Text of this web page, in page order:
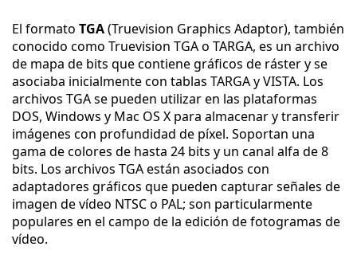
El formato TGA(Truevision Graphics Adaptor), también
conocido como Truevision TGA o TARGA, es un archivo
de mapa de bits que contiene gráficos de ráster y se
asociaba inicialmente con tablas TARGA y VISTA. Los
archivos TGA se pueden utilizar en las plataformas
DOS, Windows y Mac OS X para almacenar y transferir
imágenes con profundidad de píxel. Soportan una
gama de colores de hasta 24 bits y un canal alfa de 8
bits. Los archivos TGA están asociados con
adaptadores gráficos que pueden capturar señales de
imagen de vídeo NTSC o PAL; son particularmente
populares en el campo de la edición de fotogramas de
vídeo.